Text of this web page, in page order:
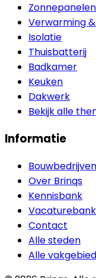
Zonnepanelen
Verwarming
Isolatie
Thuisbatterij
Badkamer
Keuken
Dakwerk
Bekijk alle
Informatie
Bouwbedrijven
Over Brinqs
Kennisbank
Vacaturebank
Contact
Alle steden
Alle